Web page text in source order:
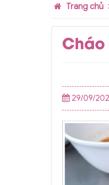
Trang chủ
Cháo
29/09/